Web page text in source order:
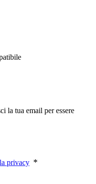
la tua email per essere
privacy